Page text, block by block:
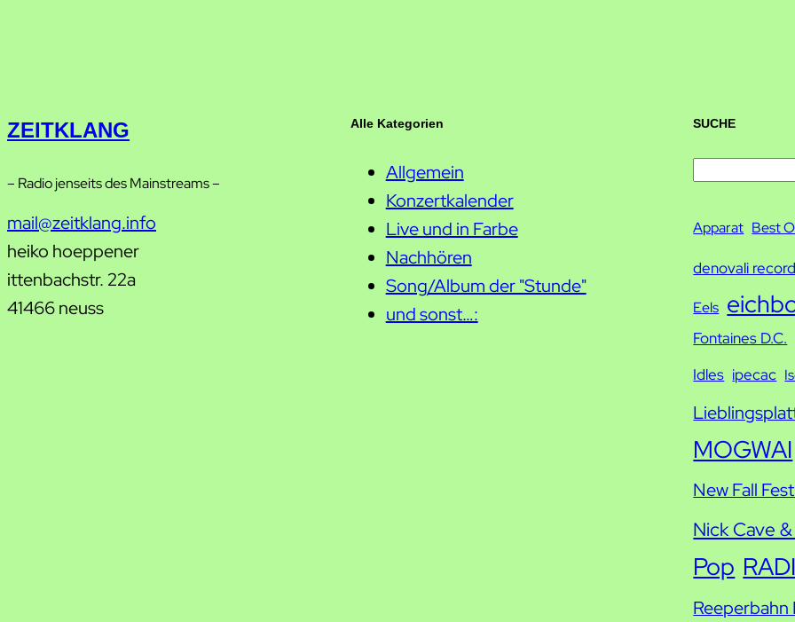
ZEITKLANG
– Radio jenseits des Mainstreams –
mail@zeitklang.info
heiko hoeppener
ittenbachstr. 22a
41466 neuss
Alle Kategorien
Allgemein
Konzertkalender
Live und in Farbe
Nachhören
Song/Album der "Stunde"
und sonst…:
SUCHE
c
Apparat Best
denovali
Eels
Fontaines D.C.
Idles ipecac
MOGWAI
New Fall
Nick Cave
Pop
Reeperbahn